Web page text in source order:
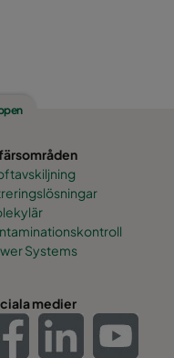
Systems
medier